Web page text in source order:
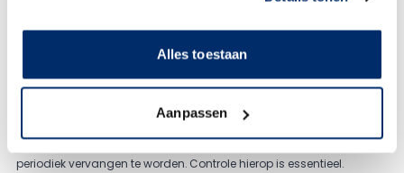
Alles toestaan
Aanpassen
temperatuurbestendigheid. Zo biedt Van Borselen Filters B.V. een
productieproces.
periodiek vervangen te worden. Controle hierop is essentieel.